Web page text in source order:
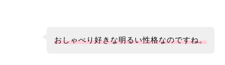
おしゃべり好きな明るい性格なのですね。